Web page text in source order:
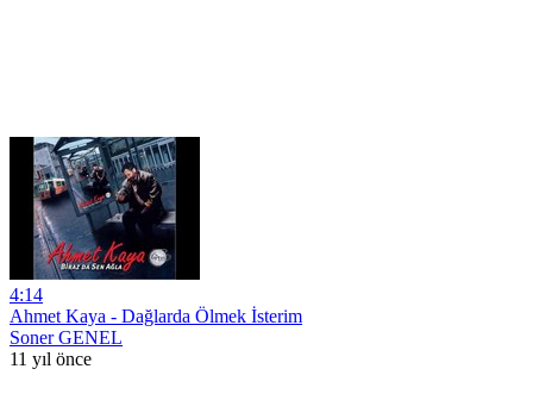
4:14
Ahmet Kaya - Dağlarda Ölmek İsterim
Soner GENEL
11 yıl önce